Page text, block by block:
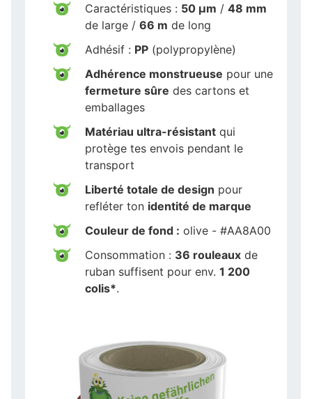
Caractéristiques : 50 µm / 48 mm
de large / 66 m de long
Adhésif : PP (polypropylène)
Adhérence monstrueuse pour une
fermeture sûre des cartons et
emballages
Matériau ultra-résistant qui
protège tes envois pendant le
transport
Liberté totale de design pour
refléter ton identité de marque
Couleur de fond : olive - #AA8A00
Consommation : 36 rouleaux de
ruban suffisent pour env. 1 200
colis*.